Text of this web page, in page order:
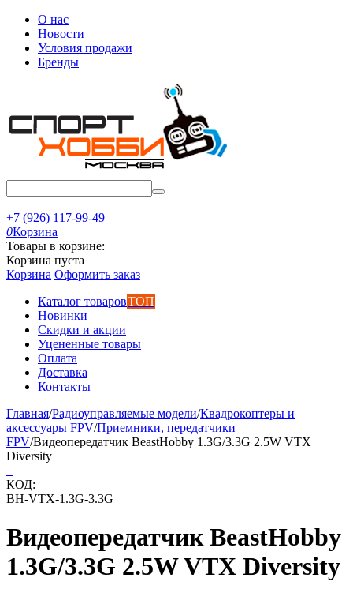
О нас
Новости
Условия продажи
Бренды
+7 (926) 117-99-49
0Корзина
Товары в корзине:
Корзина пуста
Корзина Оформить заказ
Каталог товаровТОП
Новинки
Скидки и акции
Уцененные товары
Оплата
Доставка
Контакты
Главная/Радиоуправляемые модели/Квадрокоптеры и
аксессуары FPV/Приемники, передатчики
FPV/Видеопередатчик BeastHobby 1.3G/3.3G 2.5W VTX
Diversity
КОД:
BH-VTX-1.3G-3.3G
Видеопередатчик BeastHobby
1.3G/3.3G 2.5W VTX Diversity